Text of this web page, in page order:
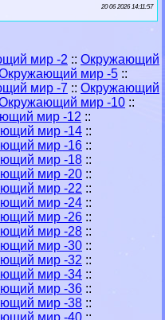
20 06 2026 14:11:57
мир -2 :: Окружающий
мир -5 ::
мир -7 :: Окружающий
мир -10 ::
мир -12 ::
мир -14 ::
мир -16 ::
мир -18 ::
мир -20 ::
мир -22 ::
мир -24 ::
мир -26 ::
мир -28 ::
мир -30 ::
мир -32 ::
мир -34 ::
мир -36 ::
мир -38 ::
мир -40 ::